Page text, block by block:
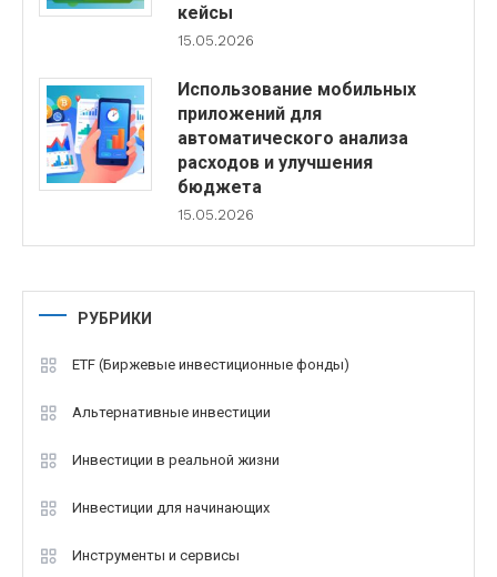
кейсы
15.05.2026
Использование мобильных
приложений для
автоматического анализа
расходов и улучшения
бюджета
15.05.2026
РУБРИКИ
ETF (Биржевые инвестиционные фонды)
Альтернативные инвестиции
Инвестиции в реальной жизни
Инвестиции для начинающих
Инструменты и сервисы